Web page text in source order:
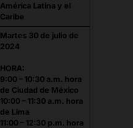
América Latina y el
Caribe
Martes 30 de julio de
2024
HORA:
9:00 – 10:30 a.m. hora
de Ciudad de México
10:00 – 11:30 a.m. hora
de Lima
11:00 – 12:30 p.m. hora